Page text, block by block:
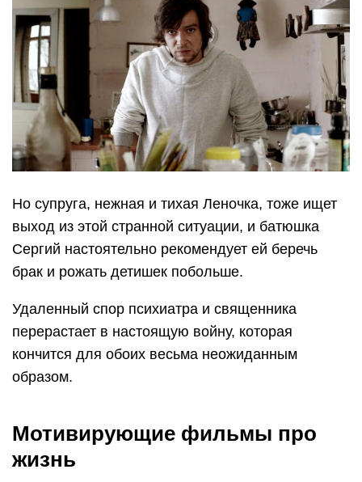
Но супруга, нежная и тихая Леночка, тоже ищет
выход из этой странной ситуации, и батюшка
Сергий настоятельно рекомендует ей беречь
брак и рожать детишек побольше.
Удаленный спор психиатра и священника
перерастает в настоящую войну, которая
кончится для обоих весьма неожиданным
образом.
Мотивирующие фильмы про
жизнь